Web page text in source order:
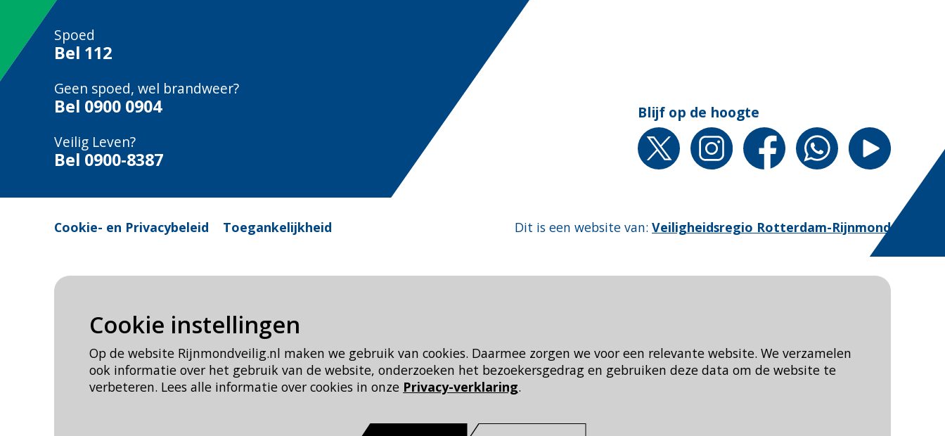
Cookie instellingen
Op de website Rijnmondveilig.nl maken we gebruik van cookies. Daarmee zorgen we voor een relevante website. We verzamelen
ook informatie over het gebruik van de website, onderzoeken het bezoekersgedrag en gebruiken deze data om de website te
verbeteren. Lees alle informatie over cookies in onze Privacy-verklaring.
Spoed
Bel 112
Geen spoed, wel brandweer?
Bel 0900 0904
Veilig Leven?
Bel 0900-8387
Blijf op de hoogte
Cookie- en Privacybeleid Toegankelijkheid Dit is een website van: Veiligheidsregio Rotterdam-Rijnmond